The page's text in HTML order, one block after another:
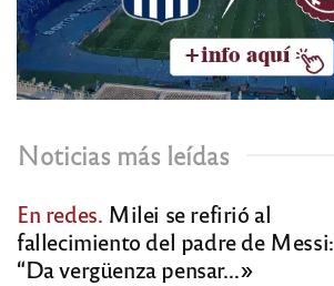
Noticias más leídas
En redes. Milei se refirió al
fallecimiento del padre de Messi:
“Da vergüenza pensar…»